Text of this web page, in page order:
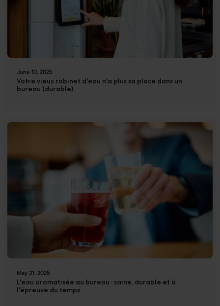
June 10, 2025
Votre vieux robinet d'eau n'a plus sa place dans un
bureau (durable)
May 31, 2025
L'eau aromatisée au bureau : saine, durable et à
l'épreuve du temps